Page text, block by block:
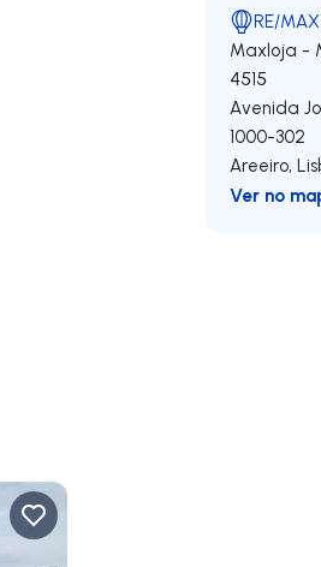
RE/
Maxloja -
4515
Avenida
1000-302
Areeiro,
Ver no